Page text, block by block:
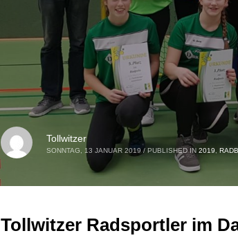
Tollwitzer
SONNTAG, 13 JANUAR 2019 / PUBLISHED IN 2019,
Tollwitzer Radsportler im